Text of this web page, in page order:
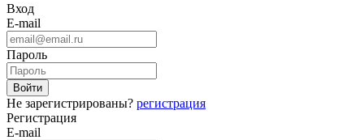
Вход
E-mail
Пароль
Не зарегистрированы? регистрация
Регистрация
E-mail